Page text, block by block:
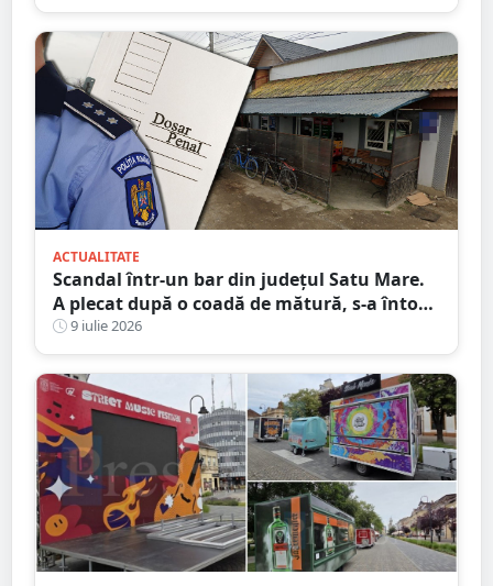
ACTUALITATE
Scandal într-un bar din județul Satu Mare.
A plecat după o coadă de mătură, s-a întors
și și-a lovit victima în cap
9 iulie 2026